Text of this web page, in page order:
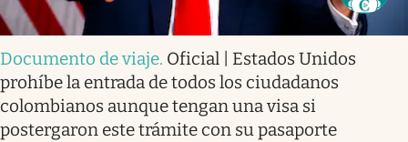
Documento de viaje. Oficial | Estados Unidos
prohíbe la entrada de todos los ciudadanos
colombianos aunque tengan una visa si
postergaron este trámite con su pasaporte